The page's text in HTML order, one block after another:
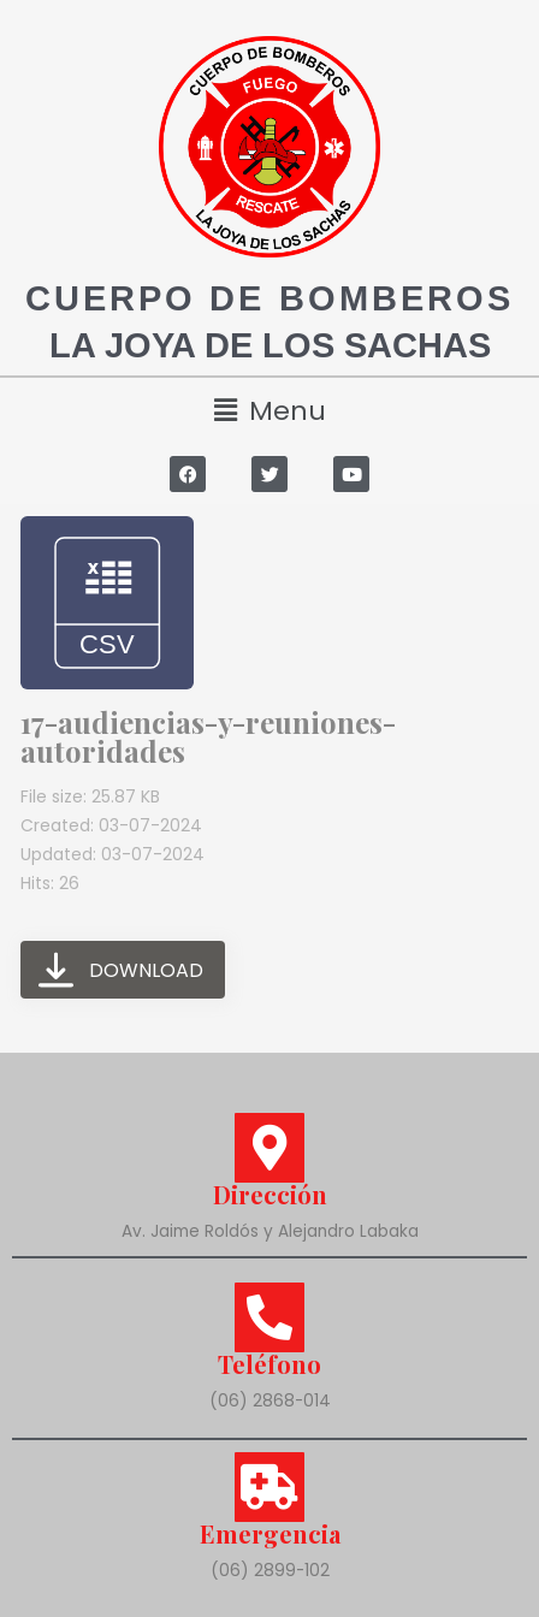
CUERPO DE BOMBEROS
LA JOYA DE LOS SACHAS
Menu
17-audiencias-y-reuniones-
autoridades
File size: 25.87 KB
Created: 03-07-2024
Updated: 03-07-2024
Hits: 26
DOWNLOAD
Dirección
Av. Jaime Roldós y Alejandro Labaka
Teléfono
(06) 2868-014
Emergencia
(06) 2899-102